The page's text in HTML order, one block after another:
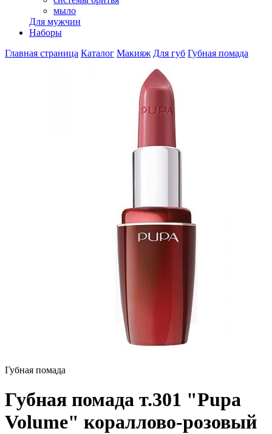
мыло
Для мужчин
Наборы
Главная страница Каталог Макияж Для губ Губная помада
Губная помада
Губная помада т.301 "Pupa
Volume" кораллово-розовый